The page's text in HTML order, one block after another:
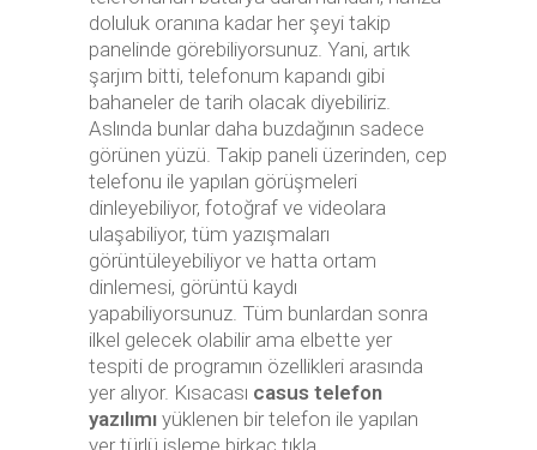
doluluk oranına kadar her şeyi takip
panelinde görebiliyorsunuz. Yani, artık
şarjım bitti, telefonum kapandı gibi
bahaneler de tarih olacak diyebiliriz.
Aslında bunlar daha buzdağının sadece
görünen yüzü. Takip paneli üzerinden, cep
telefonu ile yapılan görüşmeleri
dinleyebiliyor, fotoğraf ve videolara
ulaşabiliyor, tüm yazışmaları
görüntüleyebiliyor ve hatta ortam
dinlemesi, görüntü kaydı
yapabiliyorsunuz. Tüm bunlardan sonra
ilkel gelecek olabilir ama elbette yer
tespiti de programın özellikleri arasında
yer alıyor. Kısacası casus telefon
yazılımı yüklenen bir telefon ile yapılan